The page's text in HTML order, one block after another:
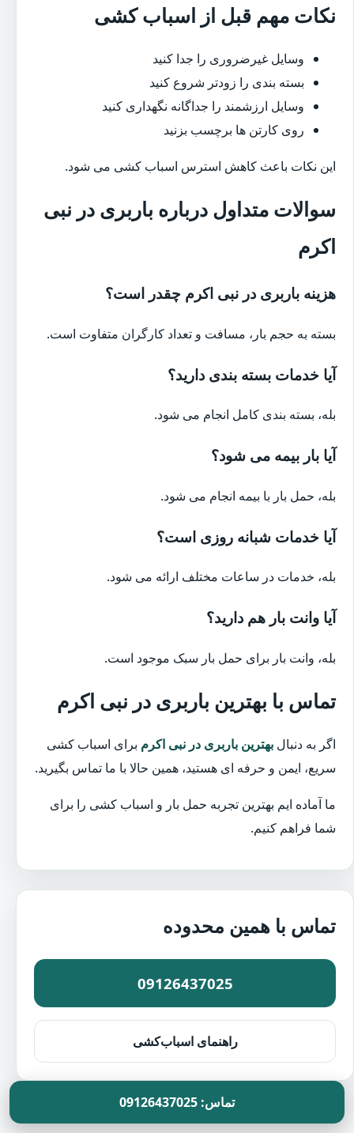
نکات مهم قبل از اسباب کشی
وسایل غیرضروری را جدا کنید
بسته بندی را زودتر شروع کنید
وسایل ارزشمند را جداگانه نگهداری کنید
روی کارتن ها برچسب بزنید
این نکات باعث کاهش استرس اسباب کشی می شود.
سوالات متداول درباره باربری در نبی
اکرم
هزینه باربری در نبی اکرم چقدر است؟
بسته به حجم بار، مسافت و تعداد کارگران متفاوت است.
آیا خدمات بسته بندی دارید؟
بله، بسته بندی کامل انجام می شود.
آیا بار بیمه می شود؟
بله، حمل بار با بیمه انجام می شود.
آیا خدمات شبانه روزی است؟
بله، خدمات در ساعات مختلف ارائه می شود.
آیا وانت بار هم دارید؟
بله، وانت بار برای حمل بار سبک موجود است.
تماس با بهترین باربری در نبی اکرم
اگر به دنبال بهترین باربری در نبی اکرم برای اسباب کشی
سریع، ایمن و حرفه ای هستید، همین حالا با ما تماس بگیرید.
ما آماده ایم بهترین تجربه حمل بار و اسباب کشی را برای
شما فراهم کنیم.
تماس با همین محدوده
09126437025
راهنمای اسباب‌کشی
تماس: 09126437025